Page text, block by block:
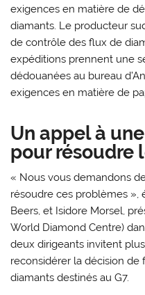
exigences en matière de
diamants. Le producteur
de contrôle des flux de
expéditions prennent une
dédouanées au bureau
exigences en matière de
Un appel à
pour résoudre
« Nous vous demandons
résoudre ces problèmes »,
Beers, et Isidore Morsel,
World Diamond Centre)
deux dirigeants invitent
reconsidérer la décision de
diamants destinés au G7.